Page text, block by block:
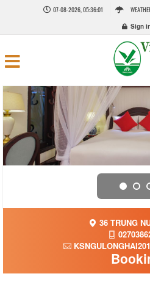
07-08-2026, 05:36:02
Sign
36 TRUNG